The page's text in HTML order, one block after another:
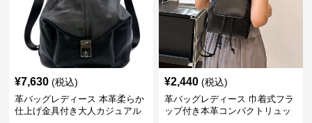
¥7,630 (税込)
革バッグレディース 本革柔らか
仕上げ金具付き大人カジュアル
¥2,440 (税込)
革バッグレディース 巾着式フラ
ップ付き本革コンパクトリュッ